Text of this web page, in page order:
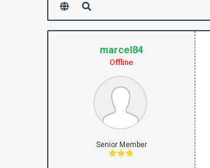
marcel84
Offline
Senior Member